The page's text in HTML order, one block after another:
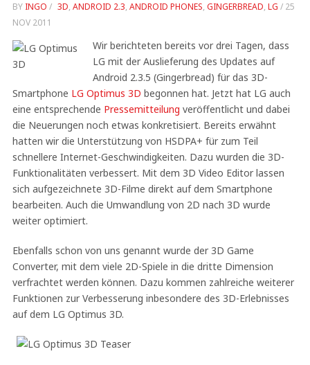
BY INGO / 3D, ANDROID 2.3, ANDROID PHONES, GINGERBREAD, LG / 25
NOV 2011
Wir berichteten bereits vor drei Tagen, dass
LG mit der Auslieferung des Updates auf
Android 2.3.5 (Gingerbread) für das 3D-
Smartphone LG Optimus 3D begonnen hat. Jetzt hat LG auch
eine entsprechende Pressemitteilung veröffentlicht und dabei
die Neuerungen noch etwas konkretisiert. Bereits erwähnt
hatten wir die Unterstützung von HSDPA+ für zum Teil
schnellere Internet-Geschwindigkeiten. Dazu wurden die 3D-
Funktionalitäten verbessert. Mit dem 3D Video Editor lassen
sich aufgezeichnete 3D-Filme direkt auf dem Smartphone
bearbeiten. Auch die Umwandlung von 2D nach 3D wurde
weiter optimiert.
Ebenfalls schon von uns genannt wurde der 3D Game
Converter, mit dem viele 2D-Spiele in die dritte Dimension
verfrachtet werden können. Dazu kommen zahlreiche weiterer
Funktionen zur Verbesserung inbesondere des 3D-Erlebnisses
auf dem LG Optimus 3D.